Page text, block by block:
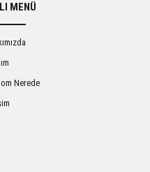
MENÜ
Nerede